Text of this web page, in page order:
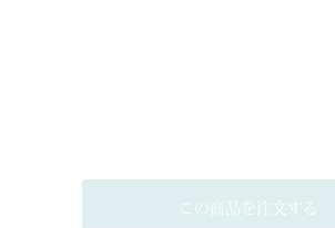
この商品を注文する